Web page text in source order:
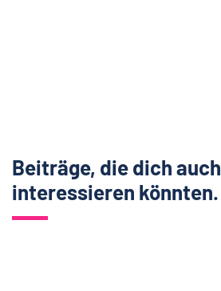
Beiträge, die dich auch
interessieren könnten.